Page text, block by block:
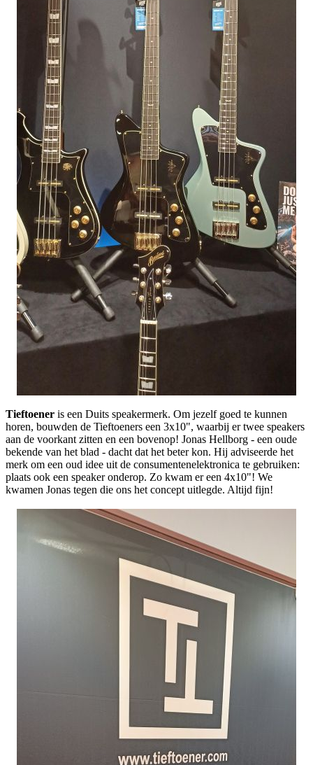
Tieftoener is een Duits speakermerk. Om jezelf goed te kunnen
horen, bouwden de Tieftoeners een 3x10", waarbij er twee speakers
aan de voorkant zitten en een bovenop! Jonas Hellborg - een oude
bekende van het blad - dacht dat het beter kon. Hij adviseerde het
merk om een oud idee uit de consumentenelektronica te gebruiken:
plaats ook een speaker onderop. Zo kwam er een 4x10"! We
kwamen Jonas tegen die ons het concept uitlegde. Altijd fijn!